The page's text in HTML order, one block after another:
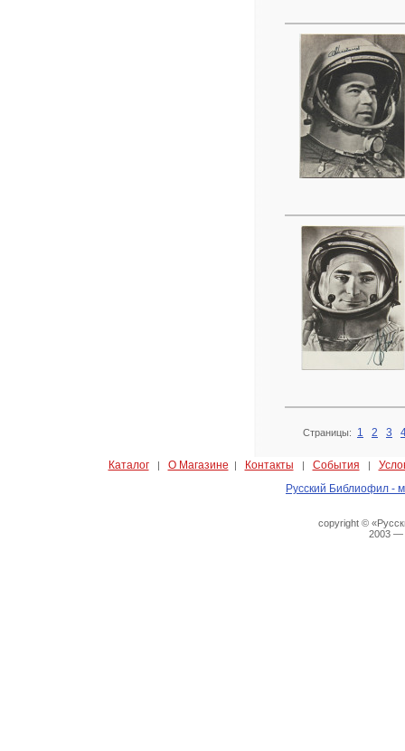
Страницы: 1 2 3
Каталог| О Магазине | Контакты | События |
Русский Библиофил -
copyright ©
2003 —